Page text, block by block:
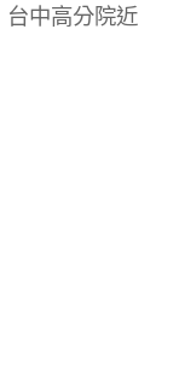
中高分院近